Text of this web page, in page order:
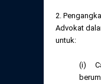
2.
Advokat
untuk:
(i)